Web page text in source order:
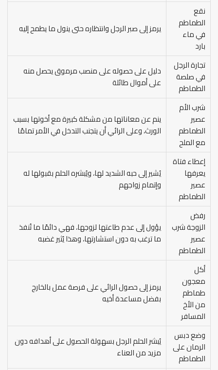
نقع
الطماطم
في ماء
بارد
يرمز إلى صبر الرجل وانتظاره حتى ينول ما يطمح إليه
تجارة الرجل
في صلصة
الطماطم
دليل على حصوله على منصب مرموق يحصل منه
على أموال طائلة
شرب الأم
عصير
الطماطم
مع الملح
ينم عن معاناتها من مشكلة كبيرة مع أخوتها بسبب
الورث، وعلى الرائي أن يتجنب التدخل في الأمر تمامًا
إعطاء فتاة
يعرفها
عصير
الطماطم
يُشير إلى حبه الشديد لها، ويُبشره الحلم بقبولها له
وإتمام زواجهم
رفض
الزوجة شرب
عصير
الطماطم
يؤول إلى عدم طاعتها لزوجها، فهي دائمًا ما تُنفذ
ما ترغب به دون استشارتها، وهذا يُثير غضبه
أكل
معجون
طماطم
من الأخ
المسافر
يرمز إلى حصول الرائي على فرصة عمل بالخارج
بفضل مساعدة أخيه
وضع دبس
الرمان على
الطماطم
يُبشر الحلم الرجل بسهولة الحصول على أهدافه دون
مزيد من العناء